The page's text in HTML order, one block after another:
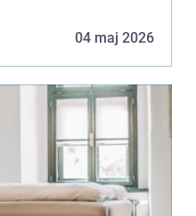
04 maj 2026